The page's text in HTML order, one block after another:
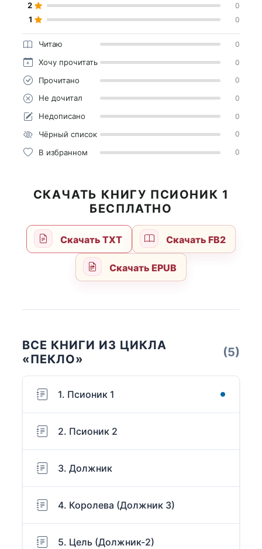
2 0
1 0
Читаю 0
Хочу прочитать 0
Прочитано 0
Не дочитал 0
Недописано 0
Чёрный список 0
В избранном 0
СКАЧАТЬ КНИГУ ПСИОНИК 1
БЕСПЛАТНО
Скачать TXT Скачать FB2
Скачать EPUB
ВСЕ КНИГИ ИЗ ЦИКЛА
«ПЕКЛО»
(5)
1. Псионик 1
2. Псионик 2
3. Должник
4. Королева (Должник 3)
5. Цель (Должник-2)